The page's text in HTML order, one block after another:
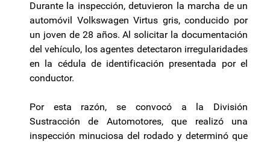
Durante la inspección, detuvieron la marcha de un
automóvil Volkswagen Virtus gris, conducido por
un joven de 28 años. Al solicitar la documentación
del vehículo, los agentes detectaron irregularidades
en la cédula de identificación presentada por el
conductor.
Por esta razón, se convocó a la División
Sustracción de Automotores, que realizó una
inspección minuciosa del rodado y determinó que